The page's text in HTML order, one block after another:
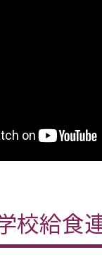
校給食